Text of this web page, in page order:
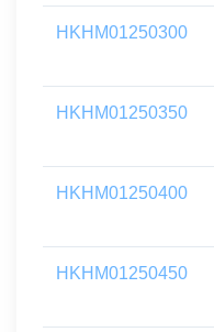
HKHM01250300
HKHM01250350
HKHM01250400
HKHM01250450